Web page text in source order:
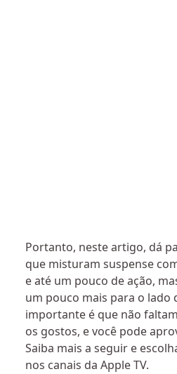
Portanto, neste artigo, dá
que misturam suspense
e até um pouco de ação,
um pouco mais para o lado
importante é que não
os gostos, e você pode
Saiba mais a seguir e
nos canais da Apple TV.